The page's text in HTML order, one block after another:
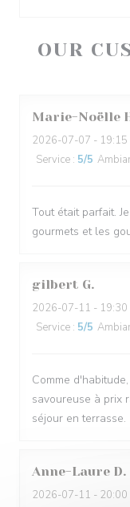
OUR
Marie-Noëlle
2026-07-07 - 19:15
Service : 5/5
Tout était parfait.
gourmets et les
gilbert G
2026-07-11 - 19:30
Service : 5/5
Comme
savoureuse à prix
séjour en terrasse.
Anne-Laure D
2026-07-11 - 20:00